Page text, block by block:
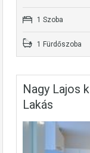
1 Szoba
1 Fürdőszoba
Nagy Lajos
Lakás